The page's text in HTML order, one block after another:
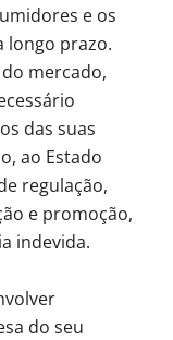
e os
longo prazo.
mercado,
das suas
ao Estado
regulação,
e promoção,
indevida.
do seu